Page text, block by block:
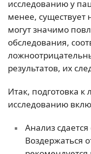
исследованию у
менее, существует
могут значимо
обследования,
результатов, их
Итак, подготовка к
исследованию
Анализ
Воздержаться